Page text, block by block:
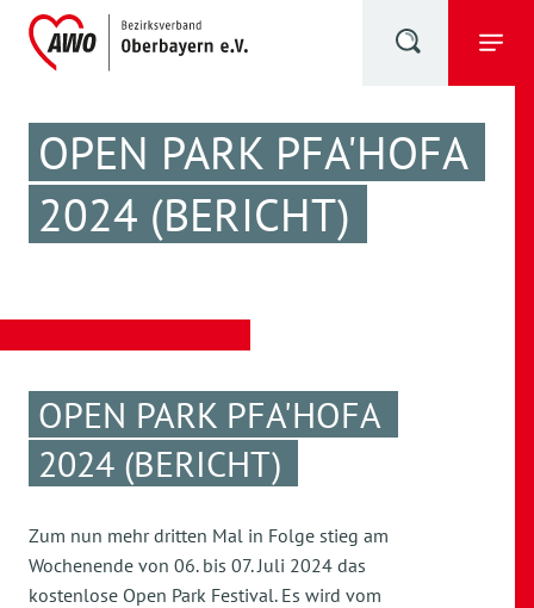
OPEN PARK PFA'HOFA
2024 (BERICHT)
OPEN PARK PFA'HOFA
2024 (BERICHT)
Zum nun mehr dritten Mal in Folge stieg am
Wochenende von 06. bis 07. Juli 2024 das
kostenlose Open Park Festival. Es wird vom